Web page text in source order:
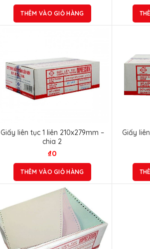
THÊM VÀO GIỎ HÀNG
Giấy liên tục 1 liên 210x279mm –
chia 2
₫0
THÊM VÀO GIỎ HÀNG
Giấy